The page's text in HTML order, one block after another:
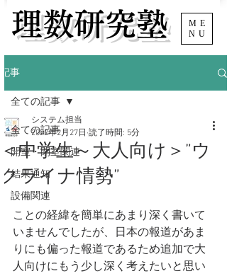
​理数研究塾
ME
NU
記事
全ての記事
開室・閉室関連
結果通知
設備関連
全ての記事
＜中学生～大人向け＞”ウ
クライナ情勢”
システム担当
2022年2月27日 読了時間: 5分
ことの経緯を簡単にあまり深く書いて
いませんでしたが、日本の報道があま
りにも偏った報道であるため追加で大
人向けにもう少し深く考えたいと思い